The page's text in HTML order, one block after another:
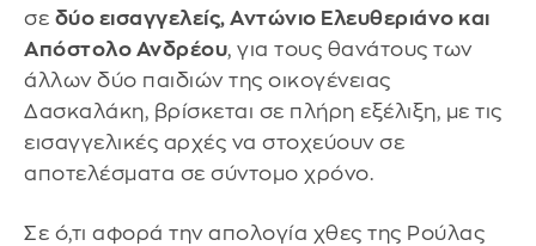
σε δύο εισαγγελείς, Αντώνιο Ελευθεριάνο και
Απόστολο Ανδρέου, για τους θανάτους των
άλλων δύο παιδιών της οικογένειας
Δασκαλάκη, βρίσκεται σε πλήρη εξέλιξη, με τις
εισαγγελικές αρχές να στοχεύουν σε
αποτελέσματα σε σύντομο χρόνο.
Σε ό,τι αφορά την απολογία χθες της Ρούλας